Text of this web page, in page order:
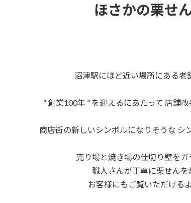
ほさかの栗せ
沼津駅にほど近い場所にある老
“ 創業100年 ” を迎えるにあたって 店舗
商店街の新しいシンボルになりそうな シ
売り場と焼き場の仕切り壁を
職人さんが丁寧に栗せんを
お客様にもご覧いただける